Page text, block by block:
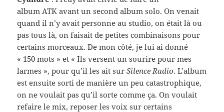
album ATK avant un sec­ond album solo. On venait
quand il n’y avait per­sonne au stu­dio, on était là ou
pas tous là, on fai­sait de petites com­bi­naisons pour
cer­tains morceaux. De mon côté, je lui ai donné
« 150 mots » et « Ils versent un sourire pour mes
larmes », pour qu’il les ait surSilence Radio. L’album
est ensuite sorti de manière un peu cat­a­strophique,
on ne voulait pas qu’il sorte comme ça. On voulait
refaire le mix, reposer les voix sur cer­tains